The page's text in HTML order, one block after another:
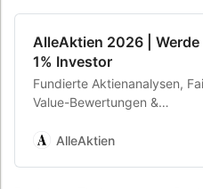
AlleAktien 2026 | Werde
1% Investor
Fundierte Aktienanalysen,
Value-Bewertungen &
p.a. seit 2010.
AlleAktien